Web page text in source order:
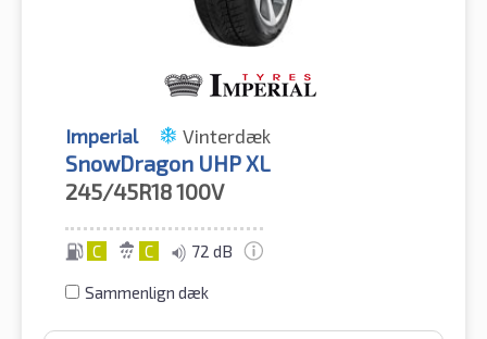
Imperial Vinterdæk
SnowDragon UHP XL
245/45R18100V
C C 72 dB
Sammenlign dæk